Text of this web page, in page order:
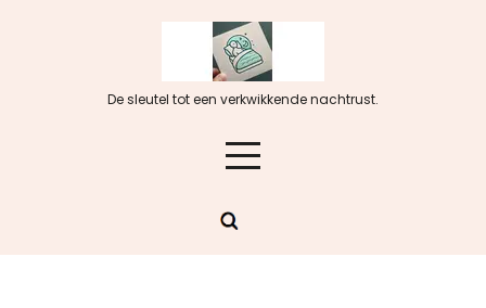
De sleutel tot een verkwikkende nachtrust.